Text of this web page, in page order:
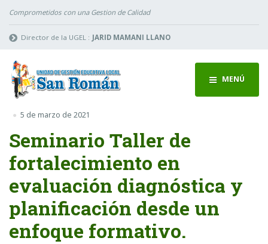
Comprometidos con una Gestion de Calidad
Director de la UGEL : JARID MAMANI LLANO
MENÚ
5 de marzo de 2021
Seminario Taller de
fortalecimiento en
evaluación diagnóstica y
planificación desde un
enfoque formativo.